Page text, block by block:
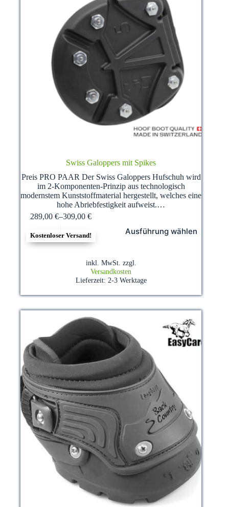
Swiss Galoppers mit Spikes
Preis PRO PAAR Der Swiss Galoppers Hufschuh wird
im 2-Komponenten-Prinzip aus technologisch
modernstem Kunststoffmaterial hergestellt, welches eine
hohe Abriebfestigkeit aufweist.…
289,00 €–309,00 €
Kostenloser Versand! Ausführung wählen
Produkt
weist
können
auf
werden
inkl. MwSt. zzgl.
Versandkosten
Lieferzeit: 2-3 Werktage